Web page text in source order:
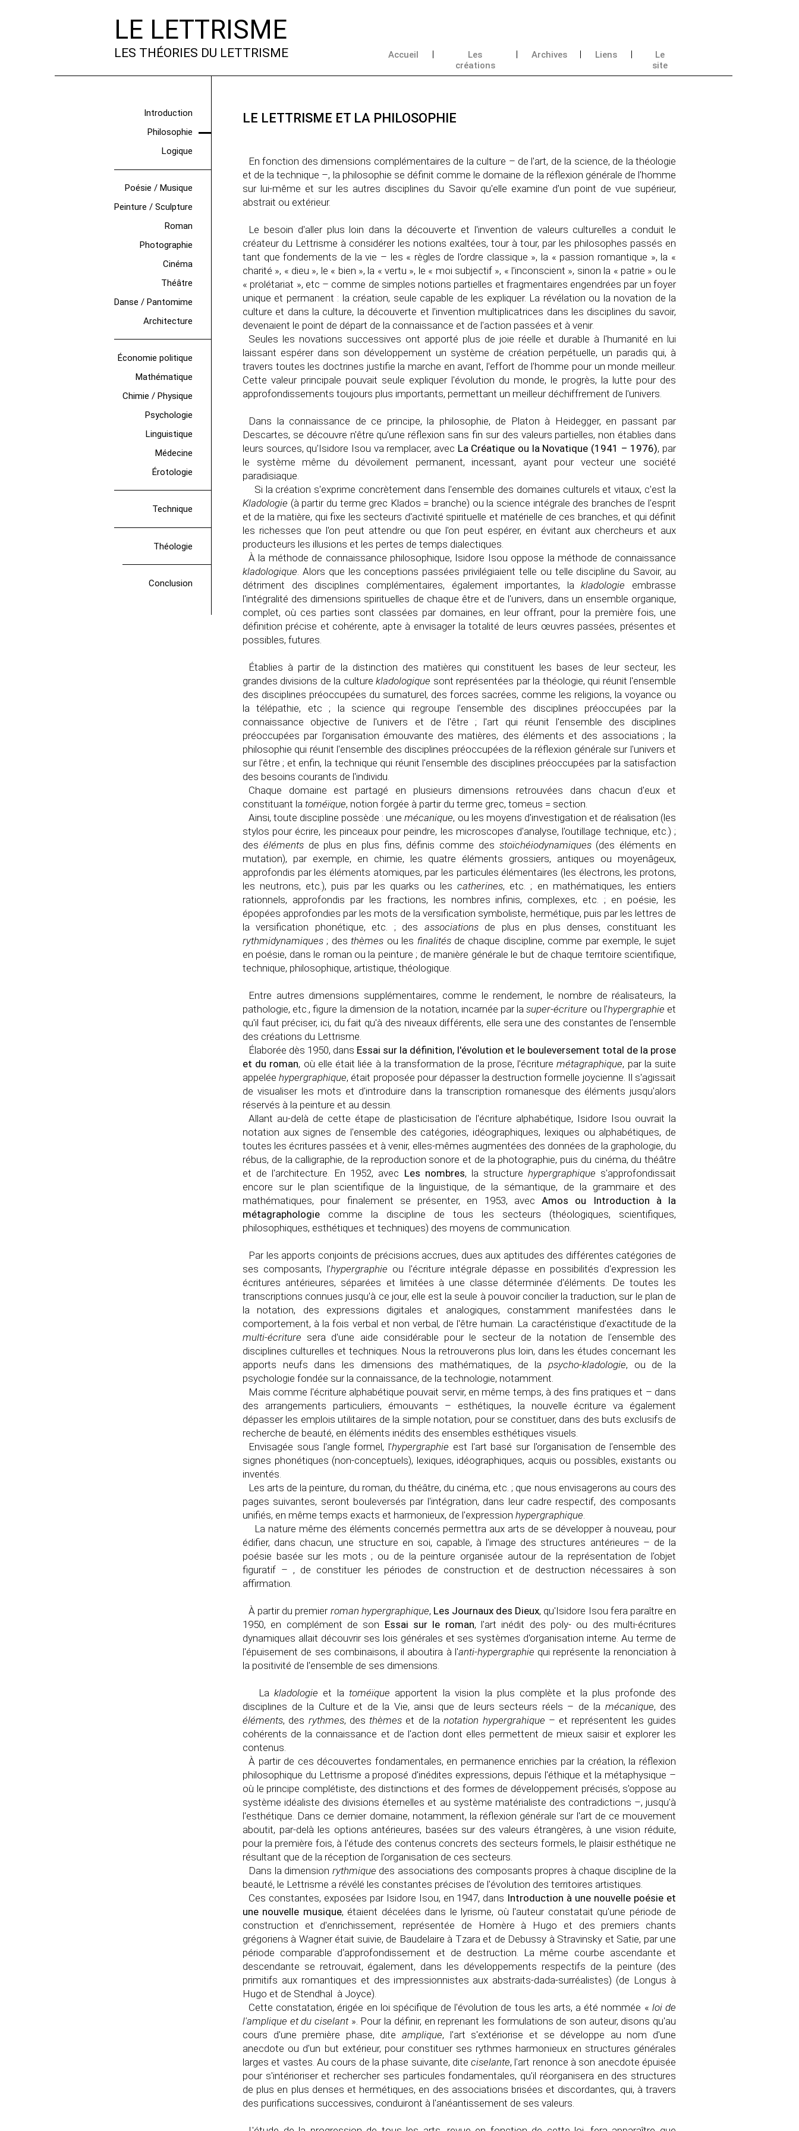
LE LETTRISME
LES THÉORIES DU LETTRISME Accueil
Les
créations
Archives Liens
Le
site
Introduction
Philosophie
Logique
Poésie / Musique
Peinture / Sculpture
Roman
Photographie
Cinéma
Théâtre
Danse / Pantomime
Architecture
Économie politique
Mathématique
Chimie / Physique
Psychologie
Linguistique
Médecine
Érotologie
Technique
Théologie
Conclusion
LE LETTRISME ET LA PHILOSOPHIE
En fonction des dimensions complémentaires de la culture – de l'art, de la science, de la théologie
et de la technique –, la philosophie se définit comme le domaine de la réflexion générale de l'homme
sur lui-même et sur les autres disciplines du Savoir qu'elle examine d'un point de vue supérieur,
abstrait ou extérieur.
Le besoin d'aller plus loin dans la découverte et l'invention de valeurs culturelles a conduit le
créateur du Lettrisme à considérer les notions exaltées, tour à tour, par les philosophes passés en
tant que fondements de la vie – les « règles de l'ordre classique », la « passion romantique », la «
charité », « dieu », le « bien », la « vertu », le « moi subjectif », « l'inconscient », sinon la « patrie » ou le
« prolétariat », etc – comme de simples notions partielles et fragmentaires engendrées par un foyer
unique et permanent : la création, seule capable de les expliquer. La révélation ou la novation de la
culture et dans la culture, la découverte et l'invention multiplicatrices dans les disciplines du savoir,
devenaient le point de départ de la connaissance et de l'action passées et à venir.
Seules les novations successives ont apporté plus de joie réelle et durable à l'humanité en lui
laissant espérer dans son développement un système de création perpétuelle, un paradis qui, à
travers toutes les doctrines justifie la marche en avant, l'effort de l'homme pour un monde meilleur.
Cette valeur principale pouvait seule expliquer l'évolution du monde, le progrès, la lutte pour des
approfondissements toujours plus importants, permettant un meilleur déchiffrement de l'univers.
Dans la connaissance de ce principe, la philosophie, de Platon à Heidegger, en passant par
Descartes, se découvre n'être qu'une réflexion sans fin sur des valeurs partielles, non établies dans
leurs sources, qu'Isidore Isou va remplacer, avec La Créatique ou la Novatique (1941 – 1976), par
le système même du dévoilement permanent, incessant, ayant pour vecteur une société
paradisiaque.
Si la création s'exprime concrètement dans l'ensemble des domaines culturels et vitaux, c'est la
Kladologie (à partir du terme grec Klados = branche) ou la science intégrale des branches de l'esprit
et de la matière, qui fixe les secteurs d'activité spirituelle et matérielle de ces branches, et qui définit
les richesses que l'on peut attendre ou que l'on peut espérer, en évitant aux chercheurs et aux
producteurs les illusions et les pertes de temps dialectiques.
À la méthode de connaissance philosophique, Isidore Isou oppose la méthode de connaissance
kladologique. Alors que les conceptions passées privilégiaient telle ou telle discipline du Savoir, au
détriment des disciplines complémentaires, également importantes, lakladologie embrasse
l'intégralité des dimensions spirituelles de chaque être et de l'univers, dans un ensemble organique,
complet, où ces parties sont classées par domaines, en leur offrant, pour la première fois, une
définition précise et cohérente, apte à envisager la totalité de leurs œuvres passées, présentes et
possibles, futures.
Établies à partir de la distinction des matières qui constituent les bases de leur secteur, les
grandes divisions de la culturekladologique sont représentées par la théologie, qui réunit l'ensemble
des disciplines préoccupées du surnaturel, des forces sacrées, comme les religions, la voyance ou
la télépathie, etc ; la science qui regroupe l'ensemble des disciplines préoccupées par la
connaissance objective de l'univers et de l'être ; l'art qui réunit l'ensemble des disciplines
préoccupées par l'organisation émouvante des matières, des éléments et des associations ; la
philosophie qui réunit l'ensemble des disciplines préoccupées de la réflexion générale sur l'univers et
sur l'être ; et enfin, la technique qui réunit l'ensemble des disciplines préoccupées par la satisfaction
des besoins courants de l'individu.
Chaque domaine est partagé en plusieurs dimensions retrouvées dans chacun d'eux et
constituant la toméïque, notion forgée à partir du terme grec, tomeus = section.
Ainsi, toute discipline possède : unemécanique, ou les moyens d'investigation et de réalisation (les
stylos pour écrire, les pinceaux pour peindre, les microscopes d'analyse, l'outillage technique, etc.) ;
des élémentsde plus en plus fins, définis comme des stoïchéiodynamiques(des éléments en
mutation), par exemple, en chimie, les quatre éléments grossiers, antiques ou moyenâgeux,
approfondis par les éléments atomiques, par les particules élémentaires (les électrons, les protons,
les neutrons, etc.), puis par les quarks ou lescatherines, etc. ; en mathématiques, les entiers
rationnels, approfondis par les fractions, les nombres infinis, complexes, etc. ; en poésie, les
épopées approfondies par les mots de la versification symboliste, hermétique, puis par les lettres de
la versification phonétique, etc. ; des associationsde plus en plus denses, constituant les
rythmidynamiques ; desthèmes ou les finalités de chaque discipline, comme par exemple, le sujet
en poésie, dans le roman ou la peinture ; de manière générale le but de chaque territoire scientifique,
technique, philosophique, artistique, théologique.
Entre autres dimensions supplémentaires, comme le rendement, le nombre de réalisateurs, la
pathologie, etc., figure la dimension de la notation, incarnée par lasuper-écriture ou l'hypergraphie et
qu'il faut préciser, ici, du fait qu'à des niveaux différents, elle sera une des constantes de l'ensemble
des créations du Lettrisme.
Élaborée dès 1950, dans Essai sur la définition, l'évolution et le bouleversement total de la prose
et du roman, où elle était liée à la transformation de la prose, l'écrituremétagraphique, par la suite
appeléehypergraphique, était proposée pour dépasser la destruction formelle joycienne. Il s'agissait
de visualiser les mots et d'introduire dans la transcription romanesque des éléments jusqu'alors
réservés à la peinture et au dessin.
Allant au-delà de cette étape de plasticisation de l'écriture alphabétique, Isidore Isou ouvrait la
notation aux signes de l'ensemble des catégories, idéographiques, lexiques ou alphabétiques, de
toutes les écritures passées et à venir, elles-mêmes augmentées des données de la graphologie, du
rébus, de la calligraphie, de la reproduction sonore et de la photographie, puis du cinéma, du théâtre
et de l'architecture. En 1952, avec Les nombres, la structure hypergraphique s'approfondissait
encore sur le plan scientifique de la linguistique, de la sémantique, de la grammaire et des
mathématiques, pour finalement se présenter, en 1953, avec Amos ou Introduction à la
métagraphologie comme la discipline de tous les secteurs (théologiques, scientifiques,
philosophiques, esthétiques et techniques) des moyens de communication.
Par les apports conjoints de précisions accrues, dues aux aptitudes des différentes catégories de
ses composants, l'hypergraphie ou l'écriture intégrale dépasse en possibilités d'expression les
écritures antérieures, séparées et limitées à une classe déterminée d'éléments. De toutes les
transcriptions connues jusqu'à ce jour, elle est la seule à pouvoir concilier la traduction, sur le plan de
la notation, des expressions digitales et analogiques, constamment manifestées dans le
comportement, à la fois verbal et non verbal, de l'être humain. La caractéristique d'exactitude de la
multi-écriture sera d'une aide considérable pour le secteur de la notation de l'ensemble des
disciplines culturelles et techniques. Nous la retrouverons plus loin, dans les études concernant les
apports neufs dans les dimensions des mathématiques, de la psycho-kladologie, ou de la
psychologie fondée sur la connaissance, de la technologie, notamment.
Mais comme l'écriture alphabétique pouvait servir, en même temps, à des fins pratiques et – dans
des arrangements particuliers, émouvants – esthétiques, la nouvelle écriture va également
dépasser les emplois utilitaires de la simple notation, pour se constituer, dans des buts exclusifs de
recherche de beauté, en éléments inédits des ensembles esthétiques visuels.
Envisagée sous l'angle formel, l'hypergraphie est l'art basé sur l'organisation de l'ensemble des
signes phonétiques (non-conceptuels), lexiques, idéographiques, acquis ou possibles, existants ou
inventés.
Les arts de la peinture, du roman, du théâtre, du cinéma, etc. ; que nous envisagerons au cours des
pages suivantes, seront bouleversés par l'intégration, dans leur cadre respectif, des composants
unifiés, en même temps exacts et harmonieux, de l'expression hypergraphique.
La nature même des éléments concernés permettra aux arts de se développer à nouveau, pour
édifier, dans chacun, une structure en soi, capable, à l'image des structures antérieures – de la
poésie basée sur les mots ; ou de la peinture organisée autour de la représentation de l'objet
figuratif – , de constituer les périodes de construction et de destruction nécessaires à son
affirmation.
À partir du premier roman hypergraphique, Les Journaux des Dieux, qu'Isidore Isou fera paraître en
1950, en complément de son Essai sur le roman, l'art inédit des poly- ou des multi-écritures
dynamiques allait découvrir ses lois générales et ses systèmes d'organisation interne. Au terme de
l'épuisement de ses combinaisons, il aboutira à l'anti-hypergraphie qui représente la renonciation à
la positivité de l'ensemble de ses dimensions.
Lakladologie et latoméïque apportent la vision la plus complète et la plus profonde des
disciplines de la Culture et de la Vie, ainsi que de leurs secteurs réels – de la mécanique, des
éléments, des rythmes, desthèmes et de lanotation hypergrahique – et représentent les guides
cohérents de la connaissance et de l'action dont elles permettent de mieux saisir et explorer les
contenus.
À partir de ces découvertes fondamentales, en permanence enrichies par la création, la réflexion
philosophique du Lettrisme a proposé d'inédites expressions, depuis l'éthique et la métaphysique –
où le principe complétiste, des distinctions et des formes de développement précisés, s'oppose au
système idéaliste des divisions éternelles et au système matérialiste des contradictions –, jusqu'à
l'esthétique. Dans ce dernier domaine, notamment, la réflexion générale sur l'art de ce mouvement
aboutit, par-delà les options antérieures, basées sur des valeurs étrangères, à une vision réduite,
pour la première fois, à l'étude des contenus concrets des secteurs formels, le plaisir esthétique ne
résultant que de la réception de l'organisation de ces secteurs.
Dans la dimension rythmique des associations des composants propres à chaque discipline de la
beauté, le Lettrisme a révélé les constantes précises de l'évolution des territoires artistiques.
Ces constantes, exposées par Isidore Isou, en 1947, dans Introduction à une nouvelle poésie et
une nouvelle musique, étaient décelées dans le lyrisme, où l'auteur constatait qu'une période de
construction et d'enrichissement, représentée de Homère à Hugo et des premiers chants
grégoriens à Wagner était suivie, de Baudelaire à Tzara et de Debussy à Stravinsky et Satie, par une
période comparable d‘approfondissement et de destruction. La même courbe ascendante et
descendante se retrouvait, également, dans les développements respectifs de la peinture (des
primitifs aux romantiques et des impressionnistes aux abstraits-dada-surréalistes) (de Longus à
Hugo et de Stendhal à Joyce).
Cette constatation, érigée en loi spécifique de l'évolution de tous les arts, a été nommée « loi de
l'amplique et du ciselant». Pour la définir, en reprenant les formulations de son auteur, disons qu'au
cours d'une première phase, diteamplique, l'art s'extériorise et se développe au nom d'une
anecdote ou d'un but extérieur, pour constituer ses rythmes harmonieux en structures générales
larges et vastes. Au cours de la phase suivante, diteciselante, l'art renonce à son anecdote épuisée
pour s'intérioriser et rechercher ses particules fondamentales, qu'il réorganisera en des structures
de plus en plus denses et hermétiques, en des associations brisées et discordantes, qui, à travers
des purifications successives, conduiront à l'anéantissement de ses valeurs.